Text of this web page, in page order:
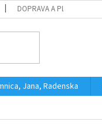
DOPRAVA A PLATBA
Jana, Radenska